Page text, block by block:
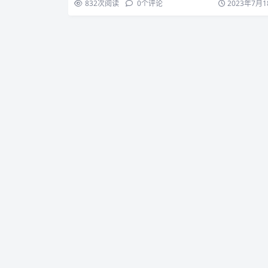
832次阅读 0个评论 2023年7月